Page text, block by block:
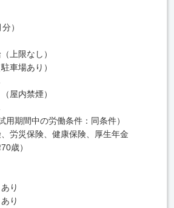
）
上限なし）
車場あり）
屋内禁煙）
用期間中の労働条件：同条件）
労災保険、健康保険、厚生年金
歳）
り
り